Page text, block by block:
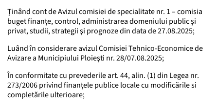
Ținând cont de Avizul comisiei de specialitate nr. 1 – comisia
buget finanţe, control, administrarea domeniului public şi
privat, studii, strategii şi prognoze din data de 27.08.2025;
Luând în considerare avizul Comisiei Tehnico-Economice de
Avizare a Municipiului Ploieşti nr. 28/07.08.2025;
În conformitate cu prevederile art. 44, alin. (1) din Legea nr.
273/2006 privind finanţele publice locale cu modificările si
completările ulterioare;